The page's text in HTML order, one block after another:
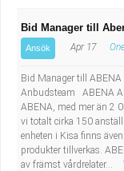
Bid Manager till
Ansök Apr 17
Bid Manager till
Anbudsteam ABENA
ABENA, med mer än 2
vi totalt cirka 150
enheten i Kisa finns
produkter tillverkas.
av främst vårdrelater...